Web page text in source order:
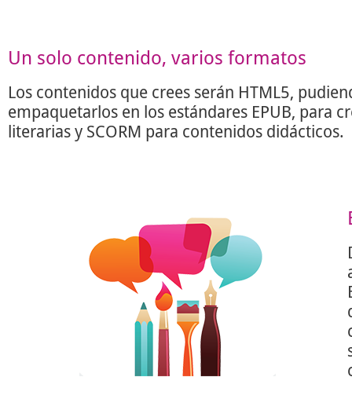
Un solo contenido, varios formatos
Los contenidos que crees serán HTML5,
empaquetarlos en los estándares EPUB, para
literarias y SCORM para contenidos didácticos.